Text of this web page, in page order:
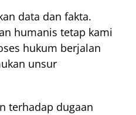
data dan fakta.
humanis tetap kami
hukum berjalan
unsur
terhadap dugaan